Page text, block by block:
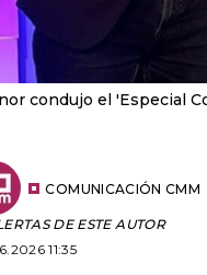
condujo el 'Especial
COMUNICACIÓN CMM
DE ESTE AUTOR
11:35